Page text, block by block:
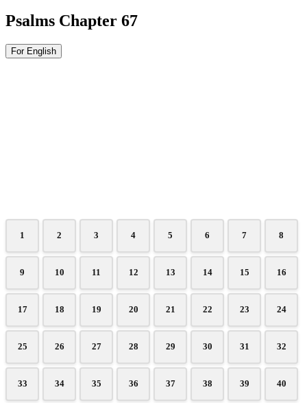
Psalms Chapter 67
For English
1 2 3 4 5 6 7 8
9 10 11 12 13 14 15 16
17 18 19 20 21 22 23 24
25 26 27 28 29 30 31 32
33 34 35 36 37 38 39 40